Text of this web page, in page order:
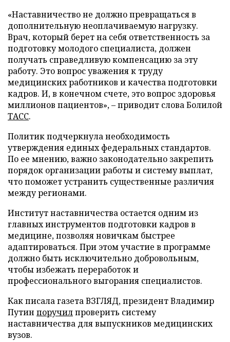
«Наставничество не должно превращаться в
дополнительную неоплачиваемую нагрузку.
Врач, который берет на себя ответственность за
подготовку молодого специалиста, должен
получать справедливую компенсацию за эту
работу. Это вопрос уважения к труду
медицинских работников и качества подготовки
кадров. И, в конечном счете, это вопрос здоровья
миллионов пациентов», – приводит слова Болилой
ТАСС.
Политик подчеркнула необходимость
утверждения единых федеральных стандартов.
По ее мнению, важно законодательно закрепить
порядок организации работы и систему выплат,
что поможет устранить существенные различия
между регионами.
Институт наставничества остается одним из
главных инструментов подготовки кадров в
медицине, позволяя новичкам быстрее
адаптироваться. При этом участие в программе
должно быть исключительно добровольным,
чтобы избежать переработок и
профессионального выгорания специалистов.
Как писала газета ВЗГЛЯД, президент Владимир
Путин поручилпроверить систему
наставничества для выпускников медицинских
вузов.